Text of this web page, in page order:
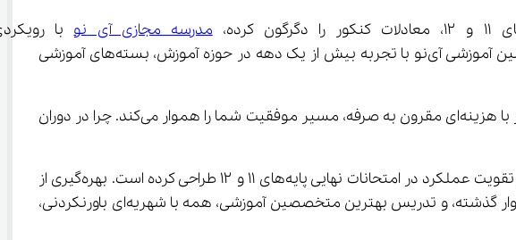
مدرسه مجازی آی ‌نو
با
دانش‌آموزان آمده است. با حذف پایه دهم از سوابق تحصیلی و افزایش اهمیت امتحانات نهایی، تیم متخصصین آموزشی آی‌نو با تجربه بیش از یک دهه در حوزه آموزش، بسته‌های آموزشی
ویدیوهای آموزشی با کیفیت، بانک سوالات امتحانی استاندارد، و جلسات رفع اشکال زنده با مدرسین برتر کشور با هزینه‌ای مقرون به صرفه، مسیر موفقیت شما را هموار می‌کند. چرا در دوران
مدرسه مجازی آی‌نو با پیش‌بینی هوشمندانه روندهای آموزشی و تحلیل دقیق مصوبات، برنامه‌ای جامع برای تقویت عملکرد در امتحانات نهایی پایه‌های ۱۱ و ۱۲ طراحی کرده است. بهره‌گیری از
تکنولوژی هوشمند تطبیق محتوا با نیازهای فردی هر دانش‌آموز، دسترسی به آرشیو غنی از نمونه سوالات ادوار گذشته، و تدریس بهترین متخصصین آموزشی، همه با شهریه‌ای باورنکردنی،